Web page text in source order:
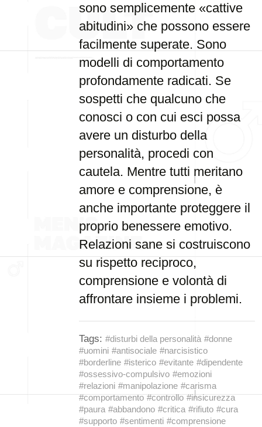
sono semplicemente «cattive
abitudini» che possono essere
facilmente superate. Sono
modelli di comportamento
profondamente radicati. Se
sospetti che qualcuno che
conosci o con cui esci possa
avere un disturbo della
personalità, procedi con
cautela. Mentre tutti meritano
amore e comprensione, è
anche importante proteggere il
proprio benessere emotivo.
Relazioni sane si costruiscono
su rispetto reciproco,
comprensione e volontà di
affrontare insieme i problemi.
Tags: #disturbi della personalità #donne
#uomini #antisociale #narcisistico
#borderline #isterico #evitante #dipendente
#ossessivo-compulsivo #emozioni
#relazioni #manipolazione #carisma
#comportamento #controllo #insicurezza
#paura #abbandono #critica #rifiuto #cura
#supporto #sentimenti #comprensione